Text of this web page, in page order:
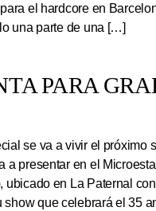
el hardcore en
una parte de una […]
PARA
se va a vivir el próximo
a presentar en el
ubicado en La Paternal
show que celebrará el 35